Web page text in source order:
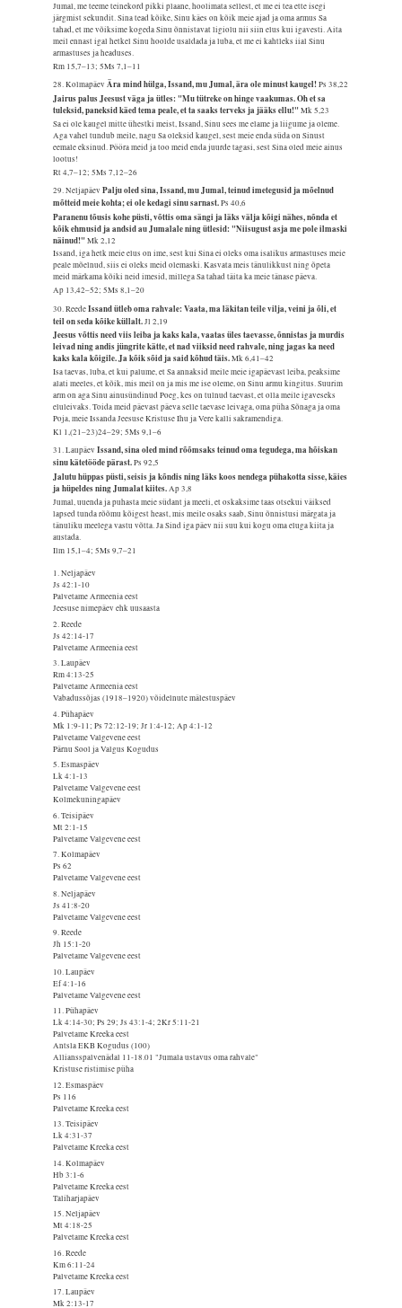
Jumal, me teeme teinekord pikki plaane, hoolimata sellest, et me ei tea ette isegi
järgmist sekundit. Sina tead kõike, Sinu käes on kõik meie ajad ja oma armus Sa
tahad, et me võiksime kogeda Sinu õnnistavat ligiolu nii siin elus kui igavesti. Aita
meil ennast igal hetkel Sinu hoolde usaldada ja luba, et me ei kahtleks iial Sinu
armastuses ja headuses.
Rm 15,7–13; 5Ms 7,1–11
28. KolmapäevÄra mind hülga, Issand, mu Jumal, ära ole minust kaugel!Ps 38,22
Jairus palus Jeesust väga ja ütles: "Mu tütreke on hinge vaakumas. Oh et sa
tuleksid, paneksid käed tema peale, et ta saaks terveks ja jääks ellu!"Mk 5,23
Sa ei ole kaugel mitte ühestki meist, Issand, Sinu sees me elame ja liigume ja oleme.
Aga vahel tundub meile, nagu Sa oleksid kaugel, sest meie enda süda on Sinust
eemale eksinud. Pööra meid ja too meid enda juurde tagasi, sest Sina oled meie ainus
lootus!
Rt 4,7–12; 5Ms 7,12–26
29. NeljapäevPalju oled sina, Issand, mu Jumal, teinud imetegusid ja mõelnud
mõtteid meie kohta; ei ole kedagi sinu sarnast.Ps 40,6
Paranenu tõusis kohe püsti, võttis oma sängi ja läks välja kõigi nähes, nõnda et
kõik ehmusid ja andsid au Jumalale ning ütlesid: "Niisugust asja me pole ilmaski
näinud!"Mk 2,12
Issand, iga hetk meie elus on ime, sest kui Sina ei oleks oma isalikus armastuses meie
peale mõelnud, siis ei oleks meid olemaski. Kasvata meis tänulikkust ning õpeta
meid märkama kõiki neid imesid, millega Sa tahad täita ka meie tänase päeva.
Ap 13,42–52; 5Ms 8,1–20
30. ReedeIssand ütleb oma rahvale: Vaata, ma läkitan teile vilja, veini ja õli, et
teil on seda kõike küllalt.Jl 2,19
Jeesus võttis need viis leiba ja kaks kala, vaatas üles taevasse, õnnistas ja murdis
leivad ning andis jüngrite kätte, et nad viiksid need rahvale, ning jagas ka need
kaks kala kõigile. Ja kõik sõid ja said kõhud täis.Mk 6,41–42
Isa taevas, luba, et kui palume, et Sa annaksid meile meie igapäevast leiba, peaksime
alati meeles, et kõik, mis meil on ja mis me ise oleme, on Sinu armu kingitus. Suurim
arm on aga Sinu ainusündinud Poeg, kes on tulnud taevast, et olla meile igaveseks
eluleivaks. Toida meid päevast päeva selle taevase leivaga, oma püha Sõnaga ja oma
Poja, meie Issanda Jeesuse Kristuse Ihu ja Vere kalli sakramendiga.
Kl 1,(21–23)24–29; 5Ms 9,1–6
31. LaupäevIssand, sina oled mind rõõmsaks teinud oma tegudega, ma hõiskan
sinu kätetööde pärast.Ps 92,5
Jalutu hüppas püsti, seisis ja kõndis ning läks koos nendega pühakotta sisse, käies
ja hüpeldes ning Jumalat kiites.Ap 3,8
Jumal, uuenda ja puhasta meie südant ja meeli, et oskaksime taas otsekui väiksed
lapsed tunda rõõmu kõigest heast, mis meile osaks saab, Sinu õnnistusi märgata ja
tänuliku meelega vastu võtta. Ja Sind iga päev nii suu kui kogu oma eluga kiita ja
austada.
Ilm 15,1–4; 5Ms 9,7–21
1. Neljapäev
Js 42:1-10
Palvetame Armeenia eest
Jeesuse nimepäev ehk uusaasta
2. Reede
Js 42:14-17
Palvetame Armeenia eest
3. Laupäev
Rm 4:13-25
Palvetame Armeenia eest
Vabadussõjas (1918–1920) võidelnute mälestuspäev
4. Pühapäev
Mk 1:9-11; Ps 72:12-19; Jr 1:4-12; Ap 4:1-12
Palvetame Valgevene eest
Pärnu Sool ja Valgus Kogudus
5. Esmaspäev
Lk 4:1-13
Palvetame Valgevene eest
Kolmekuningapäev
6. Teisipäev
Mt 2:1-15
Palvetame Valgevene eest
7. Kolmapäev
Ps 62
Palvetame Valgevene eest
8. Neljapäev
Js 41:8-20
Palvetame Valgevene eest
9. Reede
Jh 15:1-20
Palvetame Valgevene eest
10. Laupäev
Ef 4:1-16
Palvetame Valgevene eest
11. Pühapäev
Lk 4:14-30; Ps 29; Js 43:1-4; 2Kr 5:11-21
Palvetame Kreeka eest
Antsla EKB Kogudus (100)
Alliansspalvenädal 11-18.01 "Jumala ustavus oma rahvale"
Kristuse ristimise püha
12. Esmaspäev
Ps 116
Palvetame Kreeka eest
13. Teisipäev
Lk 4:31-37
Palvetame Kreeka eest
14. Kolmapäev
Hb 3:1-6
Palvetame Kreeka eest
Taliharjapäev
15. Neljapäev
Mt 4:18-25
Palvetame Kreeka eest
16. Reede
Km 6:11-24
Palvetame Kreeka eest
17. Laupäev
Mk 2:13-17